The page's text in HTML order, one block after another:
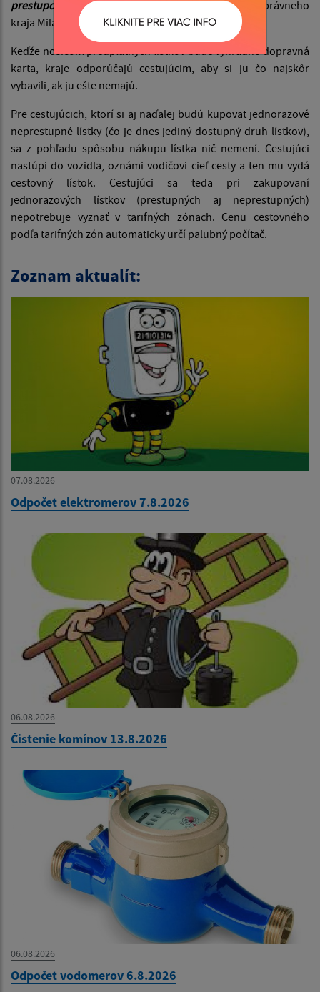
prestupovať,“
povedal predseda Prešovského samosprávneho
kraja Milan Majerský.
Keďže nosičom predplatných lístkov bude výhradne dopravná
karta, kraje odporúčajú cestujúcim, aby si ju čo najskôr
vybavili, ak ju ešte nemajú.
Pre cestujúcich, ktorí si aj naďalej budú kupovať jednorazové
neprestupné lístky (čo je dnes jediný dostupný druh lístkov),
sa z pohľadu spôsobu nákupu lístka nič nemení. Cestujúci
nastúpi do vozidla, oznámi vodičovi cieľ cesty a ten mu vydá
cestovný lístok. Cestujúci sa teda pri zakupovaní
jednorazových lístkov (prestupných aj neprestupných)
nepotrebuje vyznať v tarifných zónach. Cenu cestovného
podľa tarifných zón automaticky určí palubný počítač.
Zoznam aktualít:
07.08.2026
Odpočet elektromerov 7.8.2026
06.08.2026
Čistenie komínov 13.8.2026
06.08.2026
Odpočet vodomerov 6.8.2026